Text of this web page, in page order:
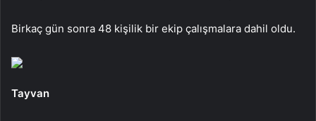
Birkaç gün sonra 48 kişilik bir ekip çalışmalara dahil oldu.
Tayvan